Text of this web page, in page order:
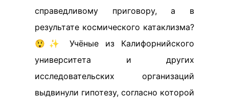
справедливому приговору, а в
результате космического катаклизма?
😲✨ Учёные из Калифорнийского
университета и других
исследовательских организаций
выдвинули гипотезу, согласно которой